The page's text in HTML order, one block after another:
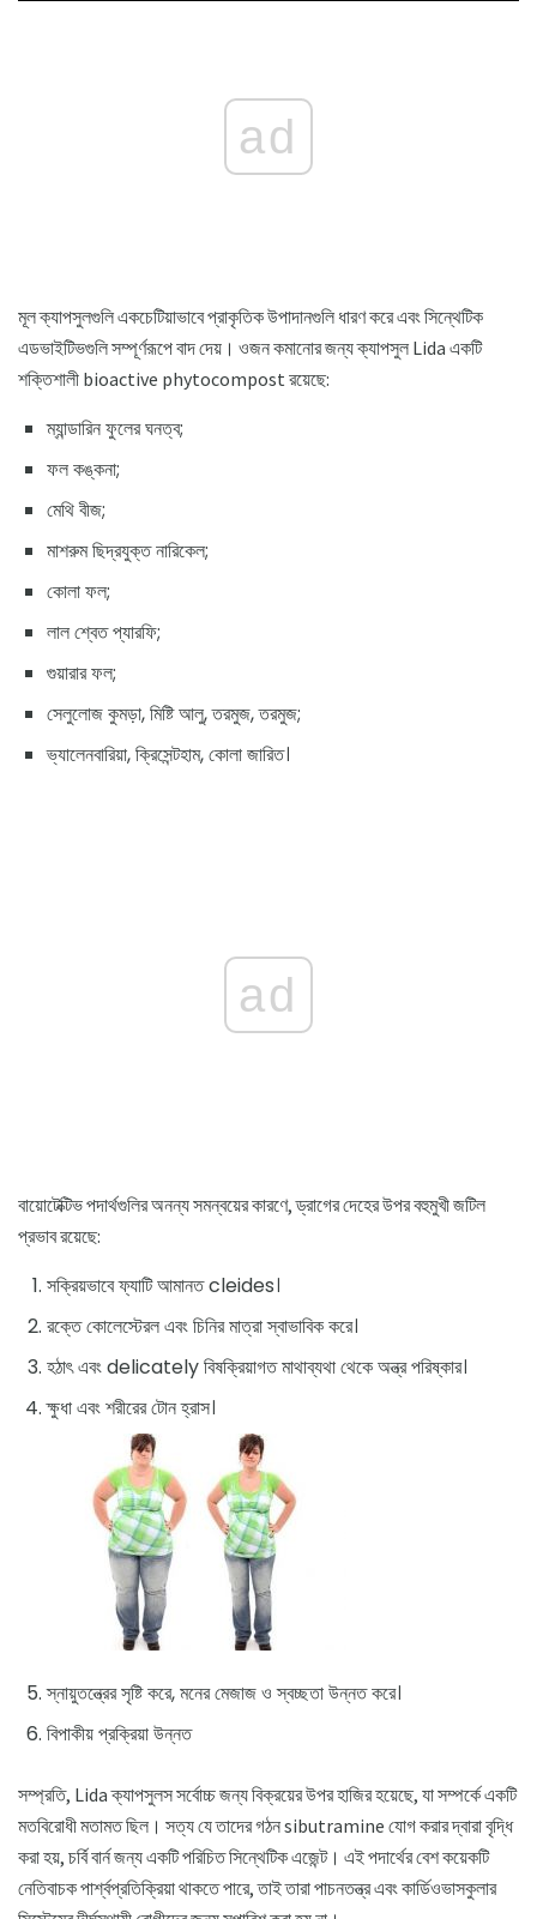
ad
মূল ক্যাপসুলগুলি একচেটিয়াভাবে প্রাকৃতিক উপাদানগুলি ধারণ করে এবং সিন্থেটিক
এডভাইটিভগুলি সম্পূর্ণরূপে বাদ দেয়। ওজন কমানোর জন্য ক্যাপসুল Lida একটি
শক্তিশালী bioactive phytocompost রয়েছে:
ম্যান্ডারিন ফুলের ঘনত্ব;
ফল কঙ্কনা;
মেথি বীজ;
মাশরুম ছিদ্রযুক্ত নারিকেল;
কোলা ফল;
লাল শ্বেত প্যারফি;
গুয়ারার ফল;
সেলুলোজ কুমড়া, মিষ্টি আলু, তরমুজ, তরমুজ;
ভ্যালেনবারিয়া, ক্রিসেন্টহাম, কোলা জারিত।
ad
বায়োটেক্টিভ পদার্থগুলির অনন্য সমন্বয়ের কারণে, ড্রাগের দেহের উপর বহুমুখী জটিল
প্রভাব রয়েছে:
সক্রিয়ভাবে ফ্যাটি আমানত cleides।
রক্তে কোলেস্টেরল এবং চিনির মাত্রা স্বাভাবিক করে।
হঠাৎ এবং delicately বিষক্রিয়াগত মাথাব্যথা থেকে অন্ত্র পরিষ্কার।
ক্ষুধা এবং শরীরের টোন হ্রাস।
স্নায়ুতন্ত্রের সৃষ্টি করে, মনের মেজাজ ও স্বচ্ছতা উন্নত করে।
বিপাকীয় প্রক্রিয়া উন্নত
সম্প্রতি, Lida ক্যাপসুলস সর্বোচ্চ জন্য বিক্রয়ের উপর হাজির হয়েছে, যা সম্পর্কে একটি
মতবিরোধী মতামত ছিল। সত্য যে তাদের গঠন sibutramine যোগ করার দ্বারা বৃদ্ধি
করা হয়, চর্বি বার্ন জন্য একটি পরিচিত সিন্থেটিক এজেন্ট। এই পদার্থের বেশ কয়েকটি
নেতিবাচক পার্শ্বপ্রতিক্রিয়া থাকতে পারে, তাই তারা পাচনতন্ত্র এবং কার্ডিওভাসকুলার